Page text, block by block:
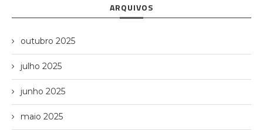
ARQUIVOS
outubro 2025
julho 2025
junho 2025
maio 2025